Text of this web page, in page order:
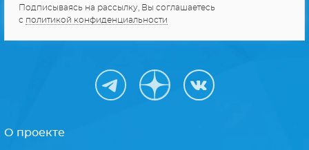
Подписываясь на рассылку, Вы соглашаетесь
с политикой конфиденциальности
О проекте